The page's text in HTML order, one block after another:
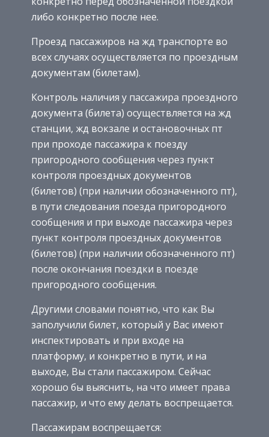
либо конкретно после нее.
Проезд пассажиров на жд транспорте во
всех случаях осуществляется по проездным
документам (билетам).
Контроль наличия у пассажира проездного
документа (билета) осуществляется на жд
станции, жд вокзале и остановочных пт
при проходе пассажира к поезду
пригородного сообщения через пункт
контроля проездных документов
(билетов) (при наличии обозначенного пт),
в пути следования поезда пригородного
сообщения и при выходе пассажира через
пункт контроля проездных документов
(билетов) (при наличии обозначенного пт)
после окончания поездки в поезде
пригородного сообщения.
Другими словами понятно, что как Вы
заполучили билет, который у Вас имеют
инспектировать и при входе на
платформу, и конкретно в пути, и на
выходе, Вы стали пассажиром. Сейчас
хорошо бы выяснить, на что имеет права
пассажир, и что ему делать воспрещается.
Пассажирам воспрещается: